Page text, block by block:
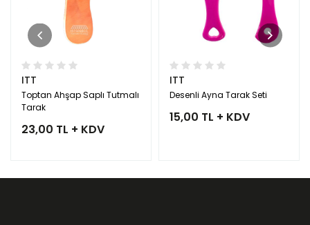
ITT
Toptan Ahşap Saplı Tutmalı
Tarak
23,00 TL + KDV
ITT
Desenli Ayna Tarak Seti
15,00 TL + KDV